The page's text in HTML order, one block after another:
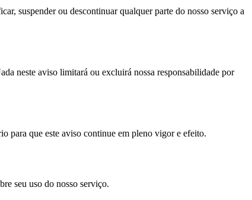
suspender ou descontinuar qualquer parte do nosso serviço a
neste aviso limitará ou excluirá nossa responsabilidade por
para que este aviso continue em pleno vigor e efeito.
seu uso do nosso serviço.